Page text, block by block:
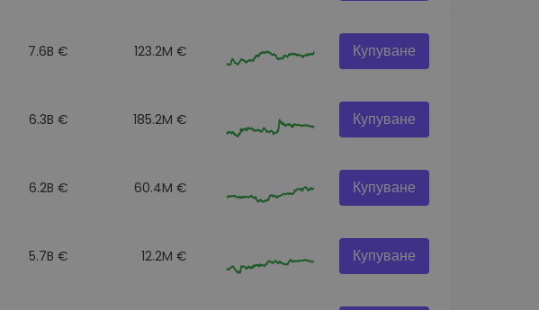
7.6B € 123.2M € Купуване
6.3B € 185.2M € Купуване
6.2B € 60.4M € Купуване
5.7B € 12.2M € Купуване